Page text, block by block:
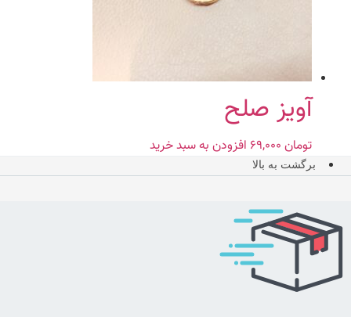
آویز صلح
تومان افزودن به سبد خرید
برگشت به بالا